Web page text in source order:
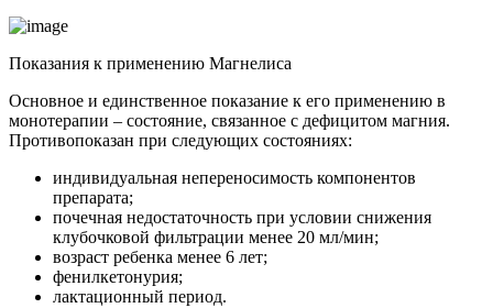
Показания к применению Магнелиса
Основное и единственное показание к его применению в
монотерапии – состояние, связанное с дефицитом магния.
Противопоказан при следующих состояниях:
индивидуальная непереносимость компонентов
препарата;
почечная недостаточность при условии снижения
клубочковой фильтрации менее 20 мл/мин;
возраст ребенка менее 6 лет;
фенилкетонурия;
лактационный период.